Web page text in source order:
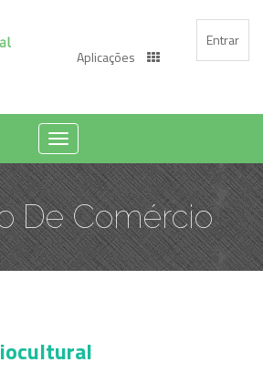
Entrar
Aplicações
Toggle
navigation
De Comércio